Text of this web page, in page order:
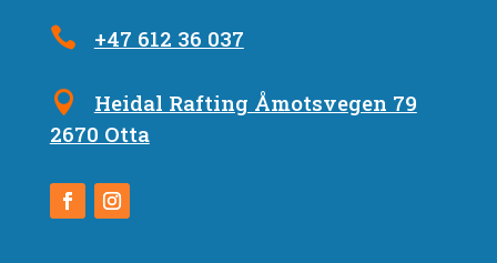
+47 612 36 037
Heidal Rafting Åmotsvegen 79
2670 Otta